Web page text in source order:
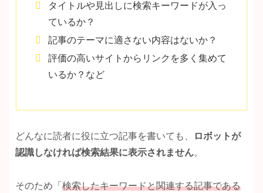
タイトルや見出しに検索キーワードが入っ
ているか？
記事のテーマに適さない内容はないか？
評価の高いサイトからリンクを多く集めて
いるか？など
どんなに読者に役に立つ記事を書いても、
ロボットが
認識しなければ検索結果に表示されません。
そのため「 検索したキーワードと関連する記事である